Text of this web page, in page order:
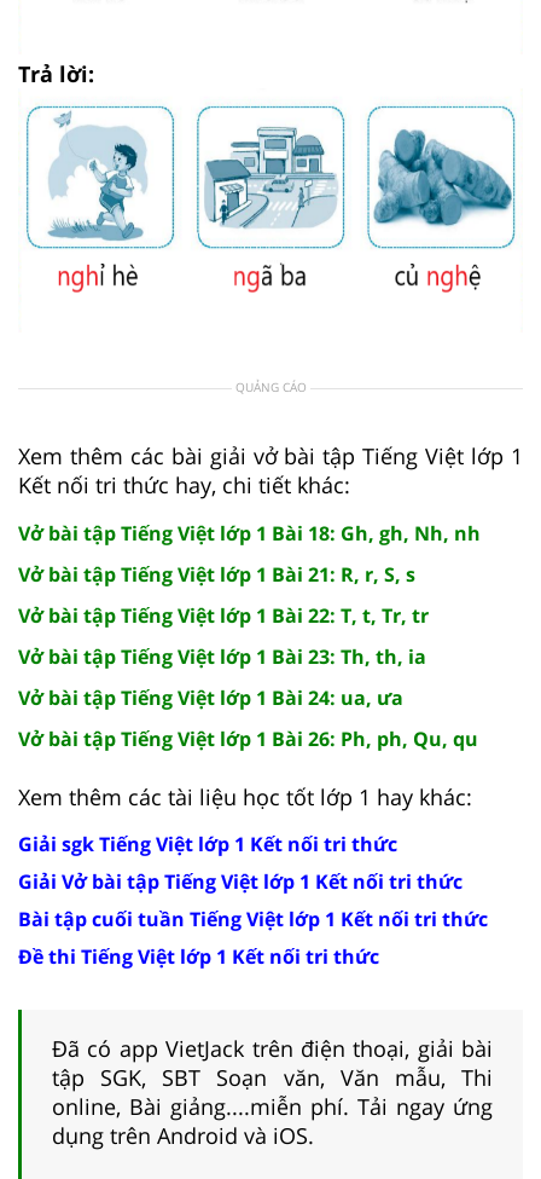
Trả lời:
QUẢNG CÁO
Xem thêm các bài giải vở bài tập Tiếng Việt lớp 1
Kết nối tri thức hay, chi tiết khác:
Vở bài tập Tiếng Việt lớp 1 Bài 18: Gh, gh, Nh, nh
Vở bài tập Tiếng Việt lớp 1 Bài 21: R, r, S, s
Vở bài tập Tiếng Việt lớp 1 Bài 22: T, t, Tr, tr
Vở bài tập Tiếng Việt lớp 1 Bài 23: Th, th, ia
Vở bài tập Tiếng Việt lớp 1 Bài 24: ua, ưa
Vở bài tập Tiếng Việt lớp 1 Bài 26: Ph, ph, Qu, qu
Xem thêm các tài liệu học tốt lớp 1 hay khác:
Giải sgk Tiếng Việt lớp 1 Kết nối tri thức
Giải Vở bài tập Tiếng Việt lớp 1 Kết nối tri thức
Bài tập cuối tuần Tiếng Việt lớp 1 Kết nối tri thức
Đề thi Tiếng Việt lớp 1 Kết nối tri thức
Đã có app VietJack trên điện thoại, giải bài
tập SGK, SBT Soạn văn, Văn mẫu, Thi
online, Bài giảng....miễn phí. Tải ngay ứng
dụng trên Android và iOS.